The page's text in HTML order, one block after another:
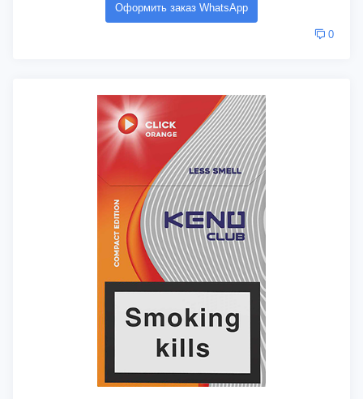
Оформить заказ WhatsApp
0